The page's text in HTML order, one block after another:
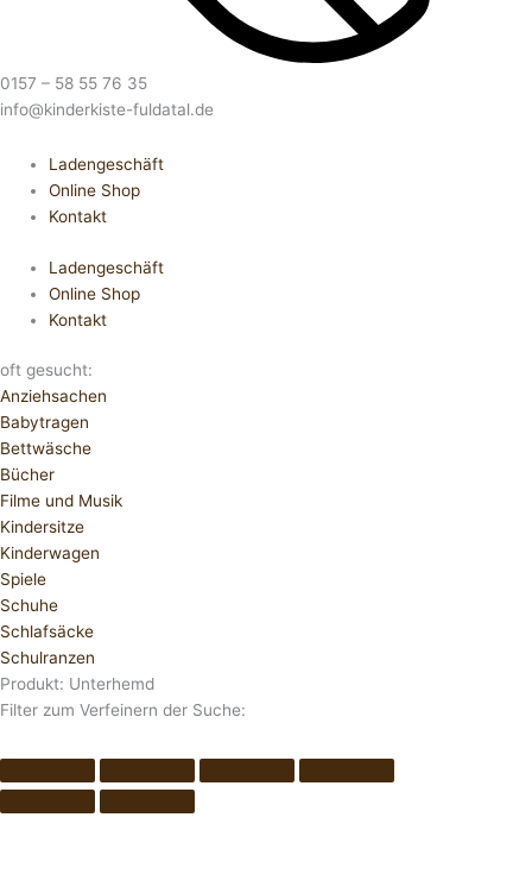
0157 – 58 55 76 35
info@kinderkiste-fuldatal.de
Ladengeschäft
Online Shop
Kontakt
Ladengeschäft
Online Shop
Kontakt
oft gesucht:
Anziehsachen
Babytragen
Bettwäsche
Bücher
Filme und Musik
Kindersitze
Kinderwagen
Spiele
Schuhe
Schlafsäcke
Schulranzen
Produkt: Unterhemd
Filter zum Verfeinern der Suche: